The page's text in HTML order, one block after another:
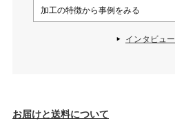
加工の特徴から事例をみる
インタビュー
お届けと送料について